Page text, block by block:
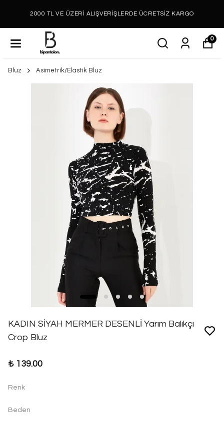
2000 TL VE ÜZERİ ALIŞVERİŞLERDE ÜCRETSİZ KARGO
0
Bluz Asimetrik/Elastik Bluz
KADIN SİYAH MERMER DESENLİ Yarım Balıkçı
Crop Bluz
₺ 139.00
Renk
Beden